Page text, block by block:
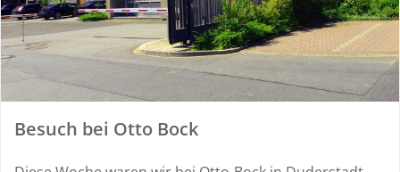
Besuch bei Otto Bock